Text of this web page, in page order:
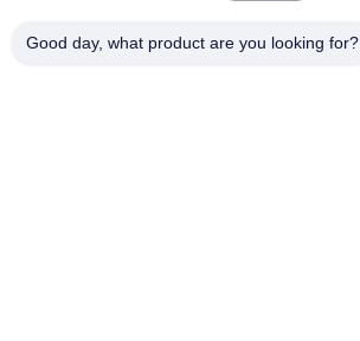
Good day, what product are you looking for?